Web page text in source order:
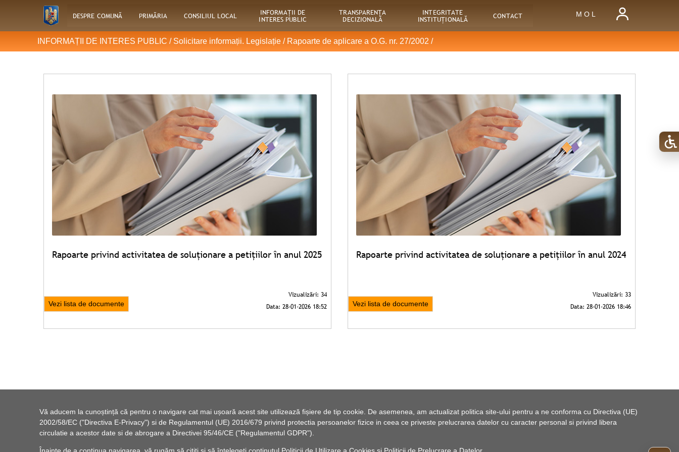
Vă aducem la cunoștință că pentru o navigare cat mai ușoară acest site utilizează fișiere de tip cookie. De asemenea, am actualizat politica site-ului pentru a ne conforma cu Directiva (UE)
2002/58/EC ("Directiva E-Privacy") si de Regulamentul (UE) 2016/679 privind protectia persoanelor fizice in ceea ce priveste prelucrarea datelor cu caracter personal si privind libera
circulatie a acestor date si de abrogare a Directivei 95/46/CE ("Regulamentul GDPR").
DESPRE COMUNĂ PRIMĂRIA CONSILIUL LOCAL INFORMAȚII DE
INTERES PUBLIC
TRANSPARENȚA
DECIZIONALĂ
INTEGRITATE
INSTITUȚIONALĂ CONTACT M O L
INFORMAȚII DE INTERES PUBLIC /Solicitare informații. Legislație / Rapoarte de aplicare a O.G. nr. 27/2002 /
Rapoarte privind activitatea de soluționare a petițiilor în anul 2025
Vezi lista de documente
Rapoarte privind activitatea de soluționare a petițiilor în anul 2024
Vezi lista de documente